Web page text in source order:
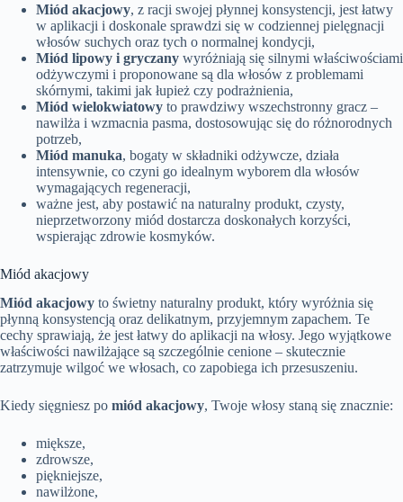
Miód akacjowy, z racji swojej płynnej konsystencji, jest łatwy
w aplikacji i doskonale sprawdzi się w codziennej pielęgnacji
włosów suchych oraz tych o normalnej kondycji,
Miód lipowy i gryczany wyróżniają się silnymi właściwościami
odżywczymi i proponowane są dla włosów z problemami
skórnymi, takimi jak łupież czy podrażnienia,
Miód wielokwiatowy to prawdziwy wszechstronny gracz –
nawilża i wzmacnia pasma, dostosowując się do różnorodnych
potrzeb,
Miód manuka, bogaty w składniki odżywcze, działa
intensywnie, co czyni go idealnym wyborem dla włosów
wymagających regeneracji,
ważne jest, aby postawić na naturalny produkt, czysty,
nieprzetworzony miód dostarcza doskonałych korzyści,
wspierając zdrowie kosmyków.
Miód akacjowy
Miód akacjowy to świetny naturalny produkt, który wyróżnia się
płynną konsystencją oraz delikatnym, przyjemnym zapachem. Te
cechy sprawiają, że jest łatwy do aplikacji na włosy. Jego wyjątkowe
właściwości nawilżające są szczególnie cenione – skutecznie
zatrzymuje wilgoć we włosach, co zapobiega ich przesuszeniu.
Kiedy sięgniesz po miód akacjowy, Twoje włosy staną się znacznie:
miększe,
zdrowsze,
piękniejsze,
nawilżone,